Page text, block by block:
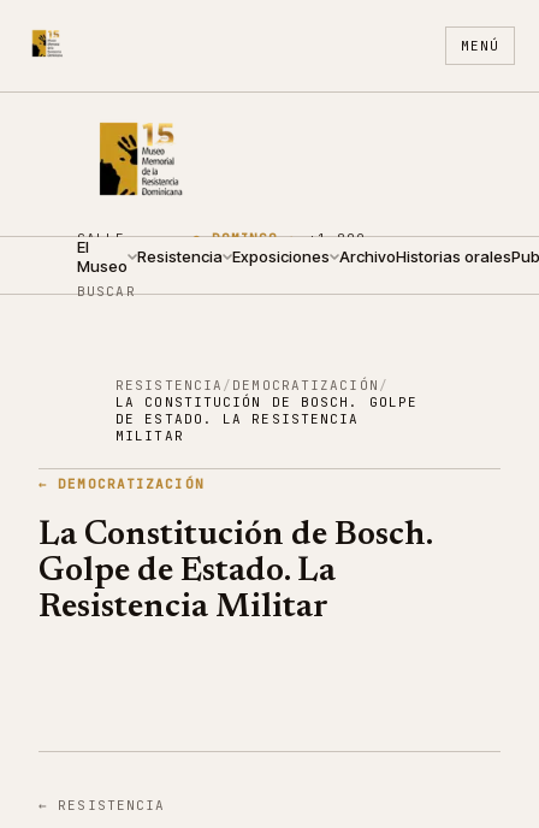
MENÚ
CALLE
ARZOBISPO
NOUEL 210
●DOMINGO ·
10:00 —
+1 809
688
ES EN
El
Museo Resistencia Exposiciones ArchivoHistorias orales
BUSCAR
RESISTENCIA / DEMOCRATIZACIÓN /
LA CONSTITUCIÓN DE BOSCH. GOLPE
DE ESTADO. LA RESISTENCIA
MILITAR
← DEMOCRATIZACIÓN
La Constitución de Bosch.
Golpe de Estado. La
Resistencia Militar
← RESISTENCIA